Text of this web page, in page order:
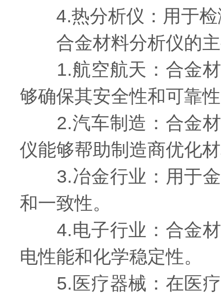
4.热分析仪：用于检
合金材料分析仪的主
1.航空航天：合金材
够确保其安全性和可靠
2.汽车制造：合金材
仪能够帮助制造商优化
3.冶金行业：用于金
和一致性。
4.电子行业：合金材
电性能和化学稳定性。
5.医疗器械：在医疗